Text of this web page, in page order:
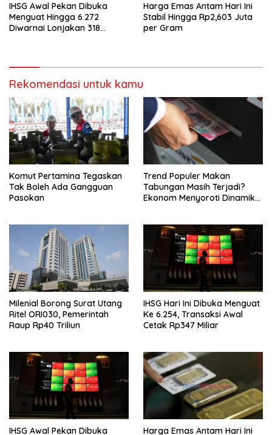
IHSG Awal Pekan Dibuka
Menguat Hingga 6.272
Diwarnai Lonjakan 318
Harga Emas Antam Hari Ini
Stabil Hingga Rp2,603 Juta
per Gram
Rekomendasi untuk kamu
Komut Pertamina Tegaskan
Tak Boleh Ada Gangguan
Pasokan
Trend Populer Makan
Tabungan Masih Terjadi?
Ekonom Menyoroti Dinamika
Milenial Borong Surat Utang
Ritel ORI030, Pemerintah
Raup Rp40 Triliun
IHSG Hari Ini Dibuka Menguat
Ke 6.254, Transaksi Awal
Cetak Rp347 Miliar
IHSG Awal Pekan Dibuka
Harga Emas Antam Hari Ini